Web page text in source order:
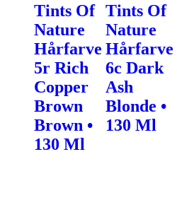
Tints Of
Nature
Hårfarve
5r Rich
Copper
Brown
Brown •
130 Ml
Tints Of
Nature
Hårfarve
6c Dark
Ash
Blonde •
130 Ml